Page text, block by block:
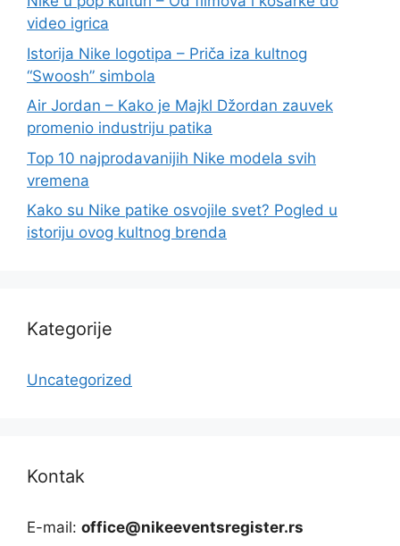
video igrica
Istorija Nike logotipa – Priča iza kultnog
“Swoosh” simbola
Air Jordan – Kako je Majkl Džordan zauvek
promenio industriju patika
Top 10 najprodavanijih Nike modela svih
vremena
Kako su Nike patike osvojile svet? Pogled u
istoriju ovog kultnog brenda
Kategorije
Uncategorized
Kontak
E-mail: office@nikeeventsregister.rs